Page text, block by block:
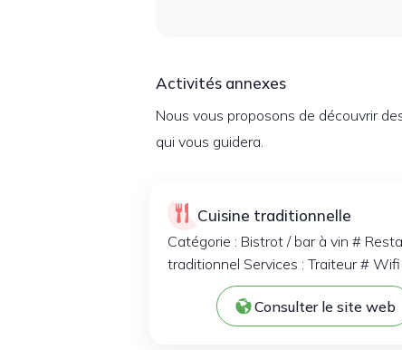
Activités annexes
Nous vous proposons de découvrir
qui vous guidera.
Cuisine traditionnelle
Catégorie : Bistrot / bar à vin #
traditionnel Services : Traiteur # Wifi
Consulter le site web